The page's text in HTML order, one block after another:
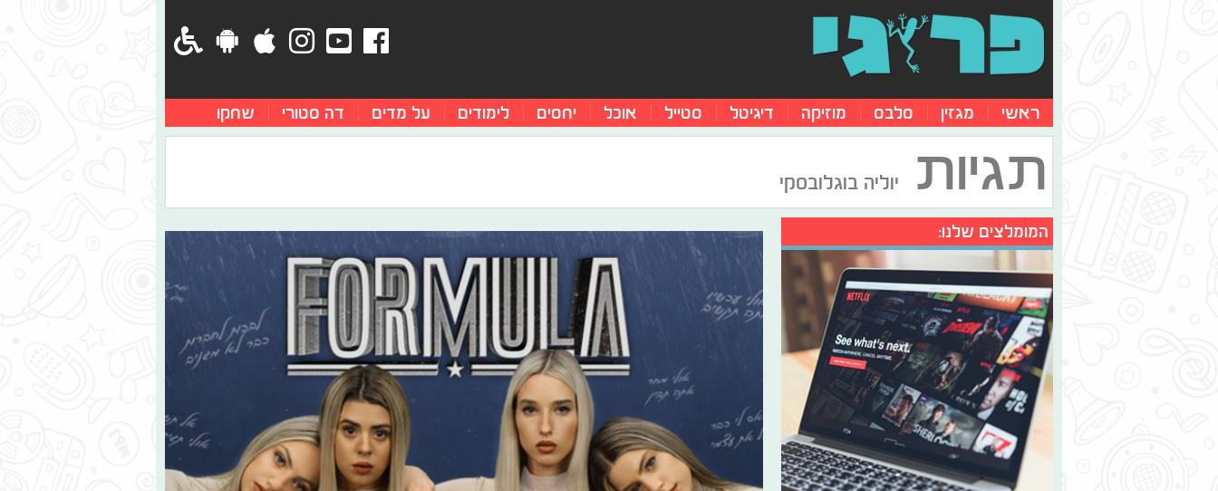
ראשי מגזין סלבס מוזיקה דיגיטל סטייל אוכל יחסים לימודים על מדים דה סטורי שחקו
תגיות יוליה בוגלובסקי
המומלצים שלנו: